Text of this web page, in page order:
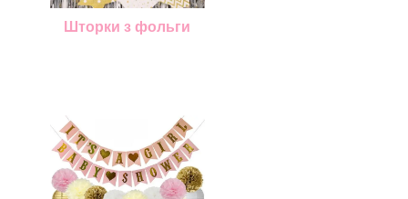
Шторки з фольги